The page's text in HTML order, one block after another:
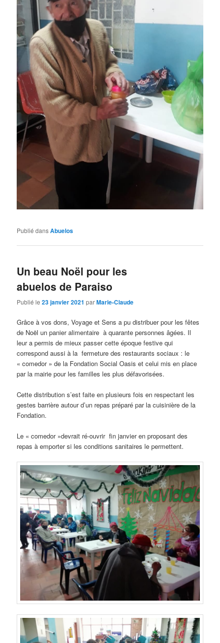
Publié dansAbuelos
Un beau Noël pour les
abuelos de Paraiso
Publié le23 janvier 2021 parMarie-Claude
Grâce à vos dons, Voyage et Sens a pu distribuer pour les fêtes
de Noël un panier alimentaire à quarante personnes âgées. Il
leur a permis de mieux passer cette époque festive qui
correspond aussi à la fermeture des restaurants sociaux : le
« comedor » de la Fondation Social Oasis et celui mis en place
par la mairie pour les familles les plus défavorisées.
Cette distribution s’est faite en plusieurs fois en respectant les
gestes barrière autour d’un repas préparé par la cuisinière de la
Fondation.
Le « comedor »devrait ré-ouvrir fin janvier en proposant des
repas à emporter si les conditions sanitaires le permettent.